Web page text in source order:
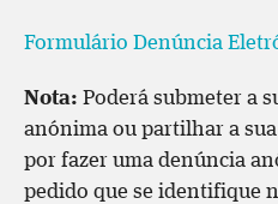
Formulário Denúncia
Nota: Poderá submeter a
anónima ou partilhar a
por fazer uma denúncia
pedido que se identifique